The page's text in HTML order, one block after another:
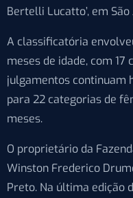
Bertelli Lucatto’, em
A classificatória
meses de idade, com 17
julgamentos continuam
para 22 categorias de
meses.
O proprietário da
Winston Frederico
Preto. Na última edição